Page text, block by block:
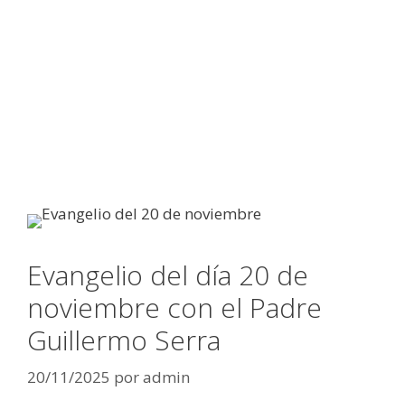
Evangelio del día 20 de
noviembre con el Padre
Guillermo Serra
20/11/2025 poradmin